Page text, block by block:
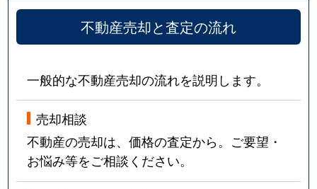
不動産売却と査定の流れ
一般的な不動産売却の流れを説明します。
売却相談
不動産の売却は、価格の査定から。ご要望・
お悩み等をご相談ください。